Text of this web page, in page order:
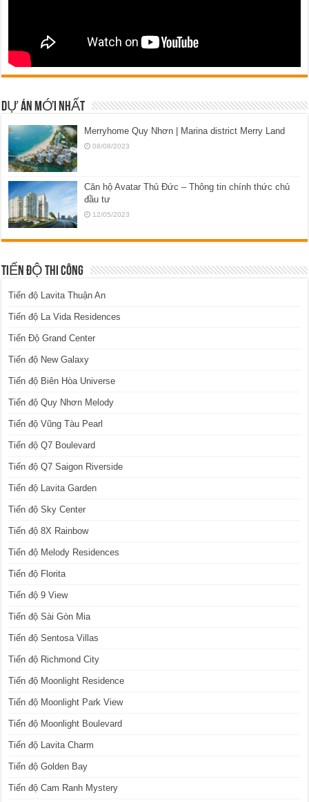
DỰ ÁN MỚI NHẤT
Merryhome Quy Nhơn | Marina district Merry Land
08/08/2023
Căn hộ Avatar Thủ Đức – Thông tin chính thức chủ
đầu tư
12/05/2023
TIẾN ĐỘ THI CÔNG
Tiến độ Lavita Thuận An
Tiến độ La Vida Residences
Tiến Độ Grand Center
Tiến độ New Galaxy
Tiến độ Biên Hòa Universe
Tiến độ Quy Nhơn Melody
Tiến độ Vũng Tàu Pearl
Tiến độ Q7 Boulevard
Tiến độ Q7 Saigon Riverside
Tiến độ Lavita Garden
Tiến độ Sky Center
Tiến độ 8X Rainbow
Tiến độ Melody Residences
Tiến độ Florita
Tiến độ 9 View
Tiến độ Sài Gòn Mia
Tiến độ Sentosa Villas
Tiến độ Richmond City
Tiến độ Moonlight Residence
Tiến độ Moonlight Park View
Tiến độ Moonlight Boulevard
Tiến độ Lavita Charm
Tiến độ Golden Bay
Tiến độ Cam Ranh Mystery